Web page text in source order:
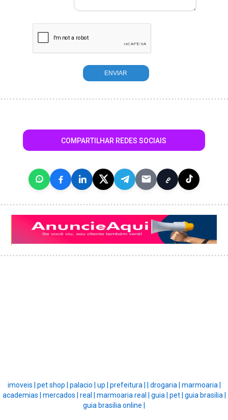
COMPARTILHAR REDES SOCIAIS
imoveis | pet shop | palacio | up | prefeitura | drogaria | marmoaria |
academias | mercados | real | marmoaria real | guia | pet | guia brasilia |
guia brasilia online |